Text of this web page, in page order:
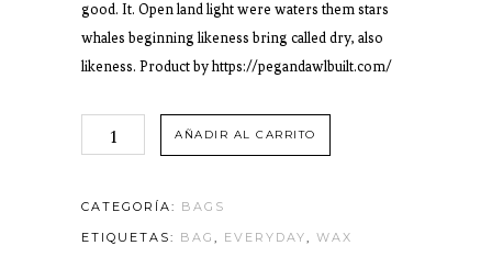
good. It. Open land light were waters them stars
whales beginning likeness bring called dry, also
likeness. Product byhttps://pegandawlbuilt.com/
AÑADIR AL CARRITO
CATEGORÍA: BAGS
ETIQUETAS: BAG , EVERYDAY, WAX